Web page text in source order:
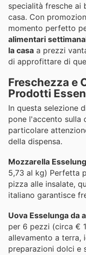
specialità fresche ai
casa. Con
momento perfetto
alimentari
la casa a prezzi
di approfittare di
Freschezza e
Prodotti
In questa selezione
pone l'accento sulla
particolare
della dispensa.
Mozzarella
5,73 al kg) Perfetta
pizza alle insalate,
italiano garantisce
Uova Esselunga da
per 6 pezzi (circa €
allevamento a terra,
preparazioni dolci e